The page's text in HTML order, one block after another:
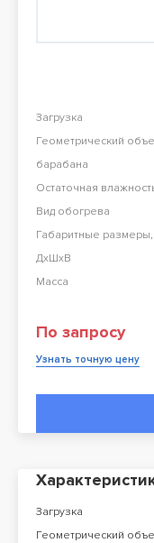
Загрузка
Геометрический
барабана
Остаточная
Вид обогрева
Габаритные размеры,
ДхШхВ
Масса
По запросу
Узнать точную цену
Загрузка
Геометрический